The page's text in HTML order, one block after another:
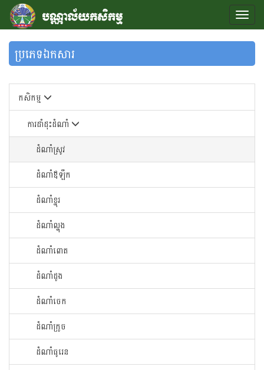
ប្រភេទឯកសារ
កសិកម្ម
ការដាំដុះដំណាំ
ដំណាំស្រូវ
ដំណាំឪឡឹក
ដំណាំខ្នុរ
ដំណាំ​ល្ហុង​
ដំណាំ​ពោត​
ដំណាំ​ដូង​
ដំណាំ​ចេក​
ដំណាំក្រូច​
ដំណាំ​ធូរេន​